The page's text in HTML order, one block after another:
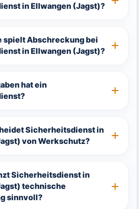
in Ellwangen (Jagst)?
spielt Abschreckung bei
in Ellwangen (Jagst)?
hat ein
Sicherheitsdienst in
von Werkschutz?
Sicherheitsdienst in
technische
sinnvoll?